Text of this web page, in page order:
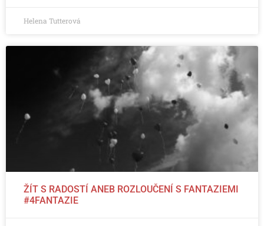
Helena Tutterová
ŽÍT S RADOSTÍ ANEB ROZLOUČENÍ S FANTAZIEMI
#4FANTAZIE